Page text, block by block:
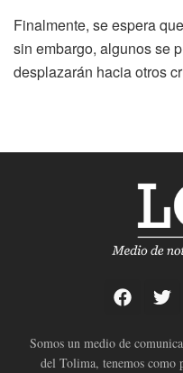
Finalmente, se espera
sin embargo, algunos se
desplazarán hacia otros
Somos un medio de
del Tolima, tenemos como